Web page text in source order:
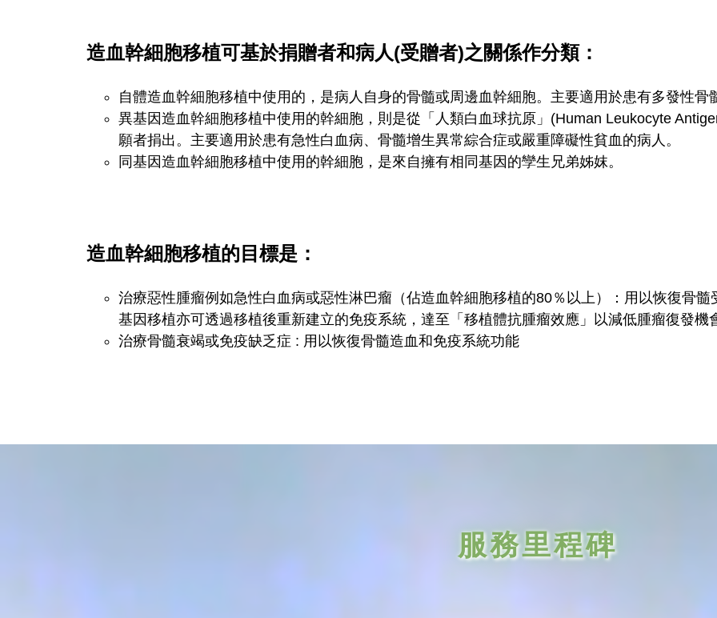
造血幹細胞移植可基於捐贈者和病人(受贈者)之關係作分類：
自體造血幹細胞移植中使用的，是病人自身的骨髓或周邊血幹細胞。主要適用於患有多發性骨
異基因造血幹細胞移植中使用的幹細胞，則是從「人類白血球抗原」(Human Leukocyte
願者捐出。主要適用於患有急性白血病、骨髓增生異常綜合症或嚴重障礙性貧血的病人。
同基因造血幹細胞移植中使用的幹細胞，是來自擁有相同基因的孿生兄弟姊妺。
造血幹細胞移植的目標是：
治療惡性腫瘤例如急性白血病或惡性淋巴瘤（佔造血幹細胞移植的80％以上）：用以恢復骨
基因移植亦可透過移植後重新建立的免疫系統，達至「移植體抗腫瘤效應」以減低腫瘤復發機
治療骨髓衰竭或免疫缺乏症 : 用以恢復骨髓造血和免疫系統功能
服務里程碑